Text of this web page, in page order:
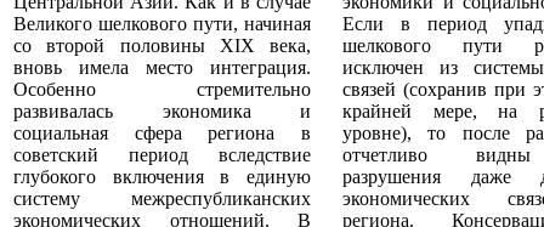
Великого шелкового пути, начиная
со второй половины XIX века,
вновь имела место интеграция.
Особенно стремительно
развивалась экономика и
социальная сфера региона в
советский период вследствие
глубокого включения в единую
систему межреспубликанских
экономических отношений. В
Если в период
шелкового пути
исключен из
связей (сохранив при
крайней мере, на
уровне), то после
отчетливо
разрушения даже
экономических
региона.